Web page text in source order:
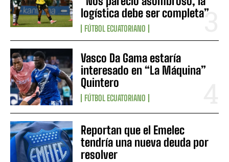
logística debe ser completa”
FÚTBOL ECUATORIANO
Vasco Da Gama estaría
interesado en “La Máquina”
Quintero
FÚTBOL ECUATORIANO
Reportan que el Emelec
tendría una nueva deuda por
resolver